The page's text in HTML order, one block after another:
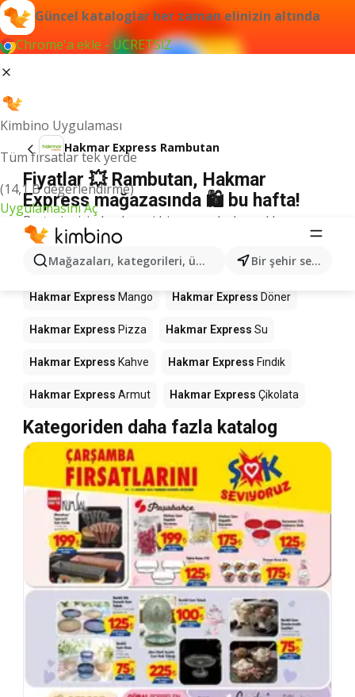
Güncel kataloglar her zaman elinizin altında
Chrome'a ekle - ÜCRETSİZ
Kimbino Uygulaması
Tüm fırsatlar tek yerde
(14,1 B değerlendirme)
Uygulamasını Aç
Mağazaları, kategorileri, ürünleri arayın... Bir şehir seçin
Hakmar Express Rambutan
Fiyatlar 💥 Rambutan, Hakmar
Express mağazasında 🛍️ bu hafta!
Bu terim için herhangi bir sonuç bulamadık.
Mağazalardaki diğer ürünler Hakmar
Express
Hakmar Express Mango Hakmar Express Döner
Hakmar Express Pizza Hakmar Express Su
Hakmar Express Kahve Hakmar Express Fındık
Hakmar Express Armut Hakmar Express Çikolata
Kategoriden daha fazla katalog